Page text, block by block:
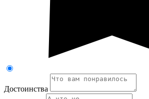
Достоинства